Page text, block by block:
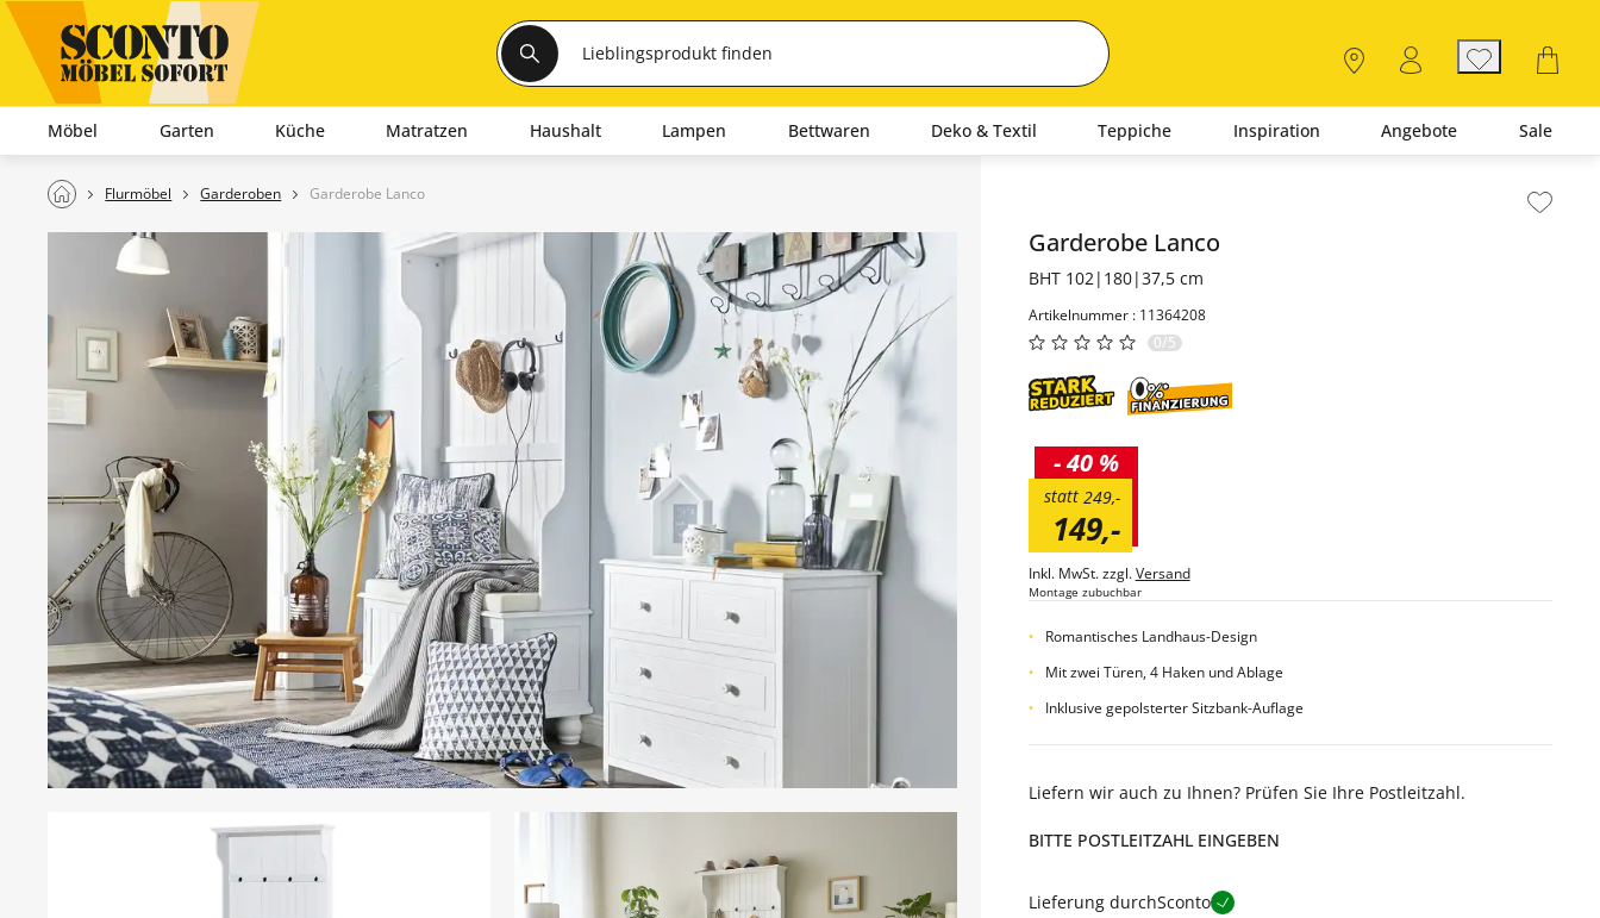
Möbel Garten Küche Matratzen Haushalt Lampen Bettwaren Deko & Textil Teppiche Inspiration Angebote Sale
Flurmöbel Garderoben Garderobe Lanco
Garderobe Lanco
BHT 102|180|37,5 cm
Artikelnummer : 11364208
0/5
149,-
249,-
statt
-40 %
Inkl. MwSt. zzgl.Versand
Montage zubuchbar
Romantisches Landhaus-Design
Mit zwei Türen, 4 Haken und Ablage
Inklusive gepolsterter Sitzbank-Auflage
Liefern wir auch zu Ihnen? Prüfen Sie Ihre Postleitzahl.
BITTE POSTLEITZAHL EINGEBEN
Lieferung durchSconto